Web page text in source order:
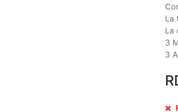
La
La
3
3